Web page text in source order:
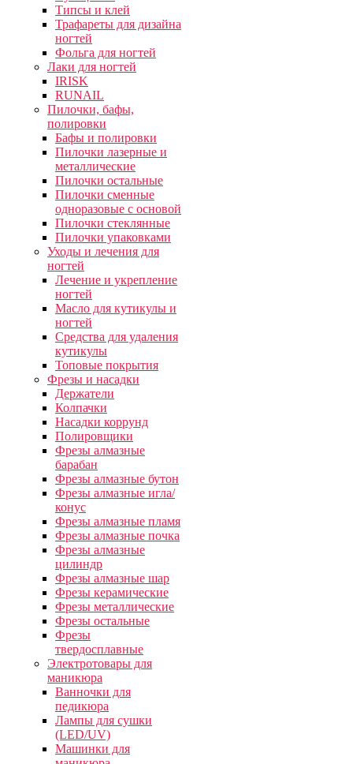
Типсы и клей
Трафареты для дизайна
ногтей
Фольга для ногтей
Лаки для ногтей
IRISK
RUNAIL
Пилочки, бафы,
полировки
Бафы и полировки
Пилочки лазерные и
металлические
Пилочки остальные
Пилочки сменные
одноразовые с основой
Пилочки стеклянные
Пилочки упаковками
Уходы и лечения для
ногтей
Лечение и укрепление
ногтей
Масло для кутикулы и
ногтей
Средства для удаления
кутикулы
Топовые покрытия
Фрезы и насадки
Держатели
Колпачки
Насадки коррунд
Полировщики
Фрезы алмазные
барабан
Фрезы алмазные бутон
Фрезы алмазные игла/
конус
Фрезы алмазные пламя
Фрезы алмазные почка
Фрезы алмазные
цилиндр
Фрезы алмазные шар
Фрезы керамические
Фрезы металлические
Фрезы остальные
Фрезы
твердосплавные
Электротовары для
маникюра
Ванночки для
педикюра
Лампы для сушки
(LED/UV)
Машинки для